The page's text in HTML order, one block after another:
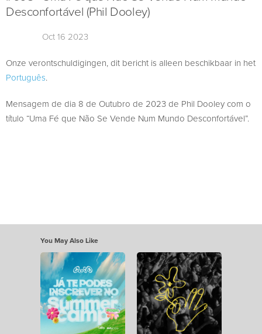
Desconfortável (Phil Dooley)
Oct 16 2023
Onze verontschuldigingen, dit bericht is alleen beschikbaar in het
Português.
Mensagem de dia 8 de Outubro de 2023 de Phil Dooley com o
título “Uma Fé que Não Se Vende Num Mundo Desconfortável”.
You May Also Like